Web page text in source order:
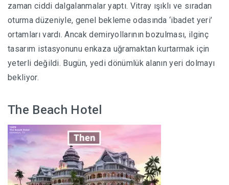
zaman ciddi dalgalanmalar yaptı. Vitray ışıklı ve sıradan
oturma düzeniyle, genel bekleme odasında ‘ibadet yeri’
ortamları vardı. Ancak demiryollarının bozulması, ilginç
tasarım istasyonunu enkaza uğramaktan kurtarmak için
yeterli değildi. Bugün, yedi dönümlük alanın yeri dolmayı
bekliyor.
The Beach Hotel